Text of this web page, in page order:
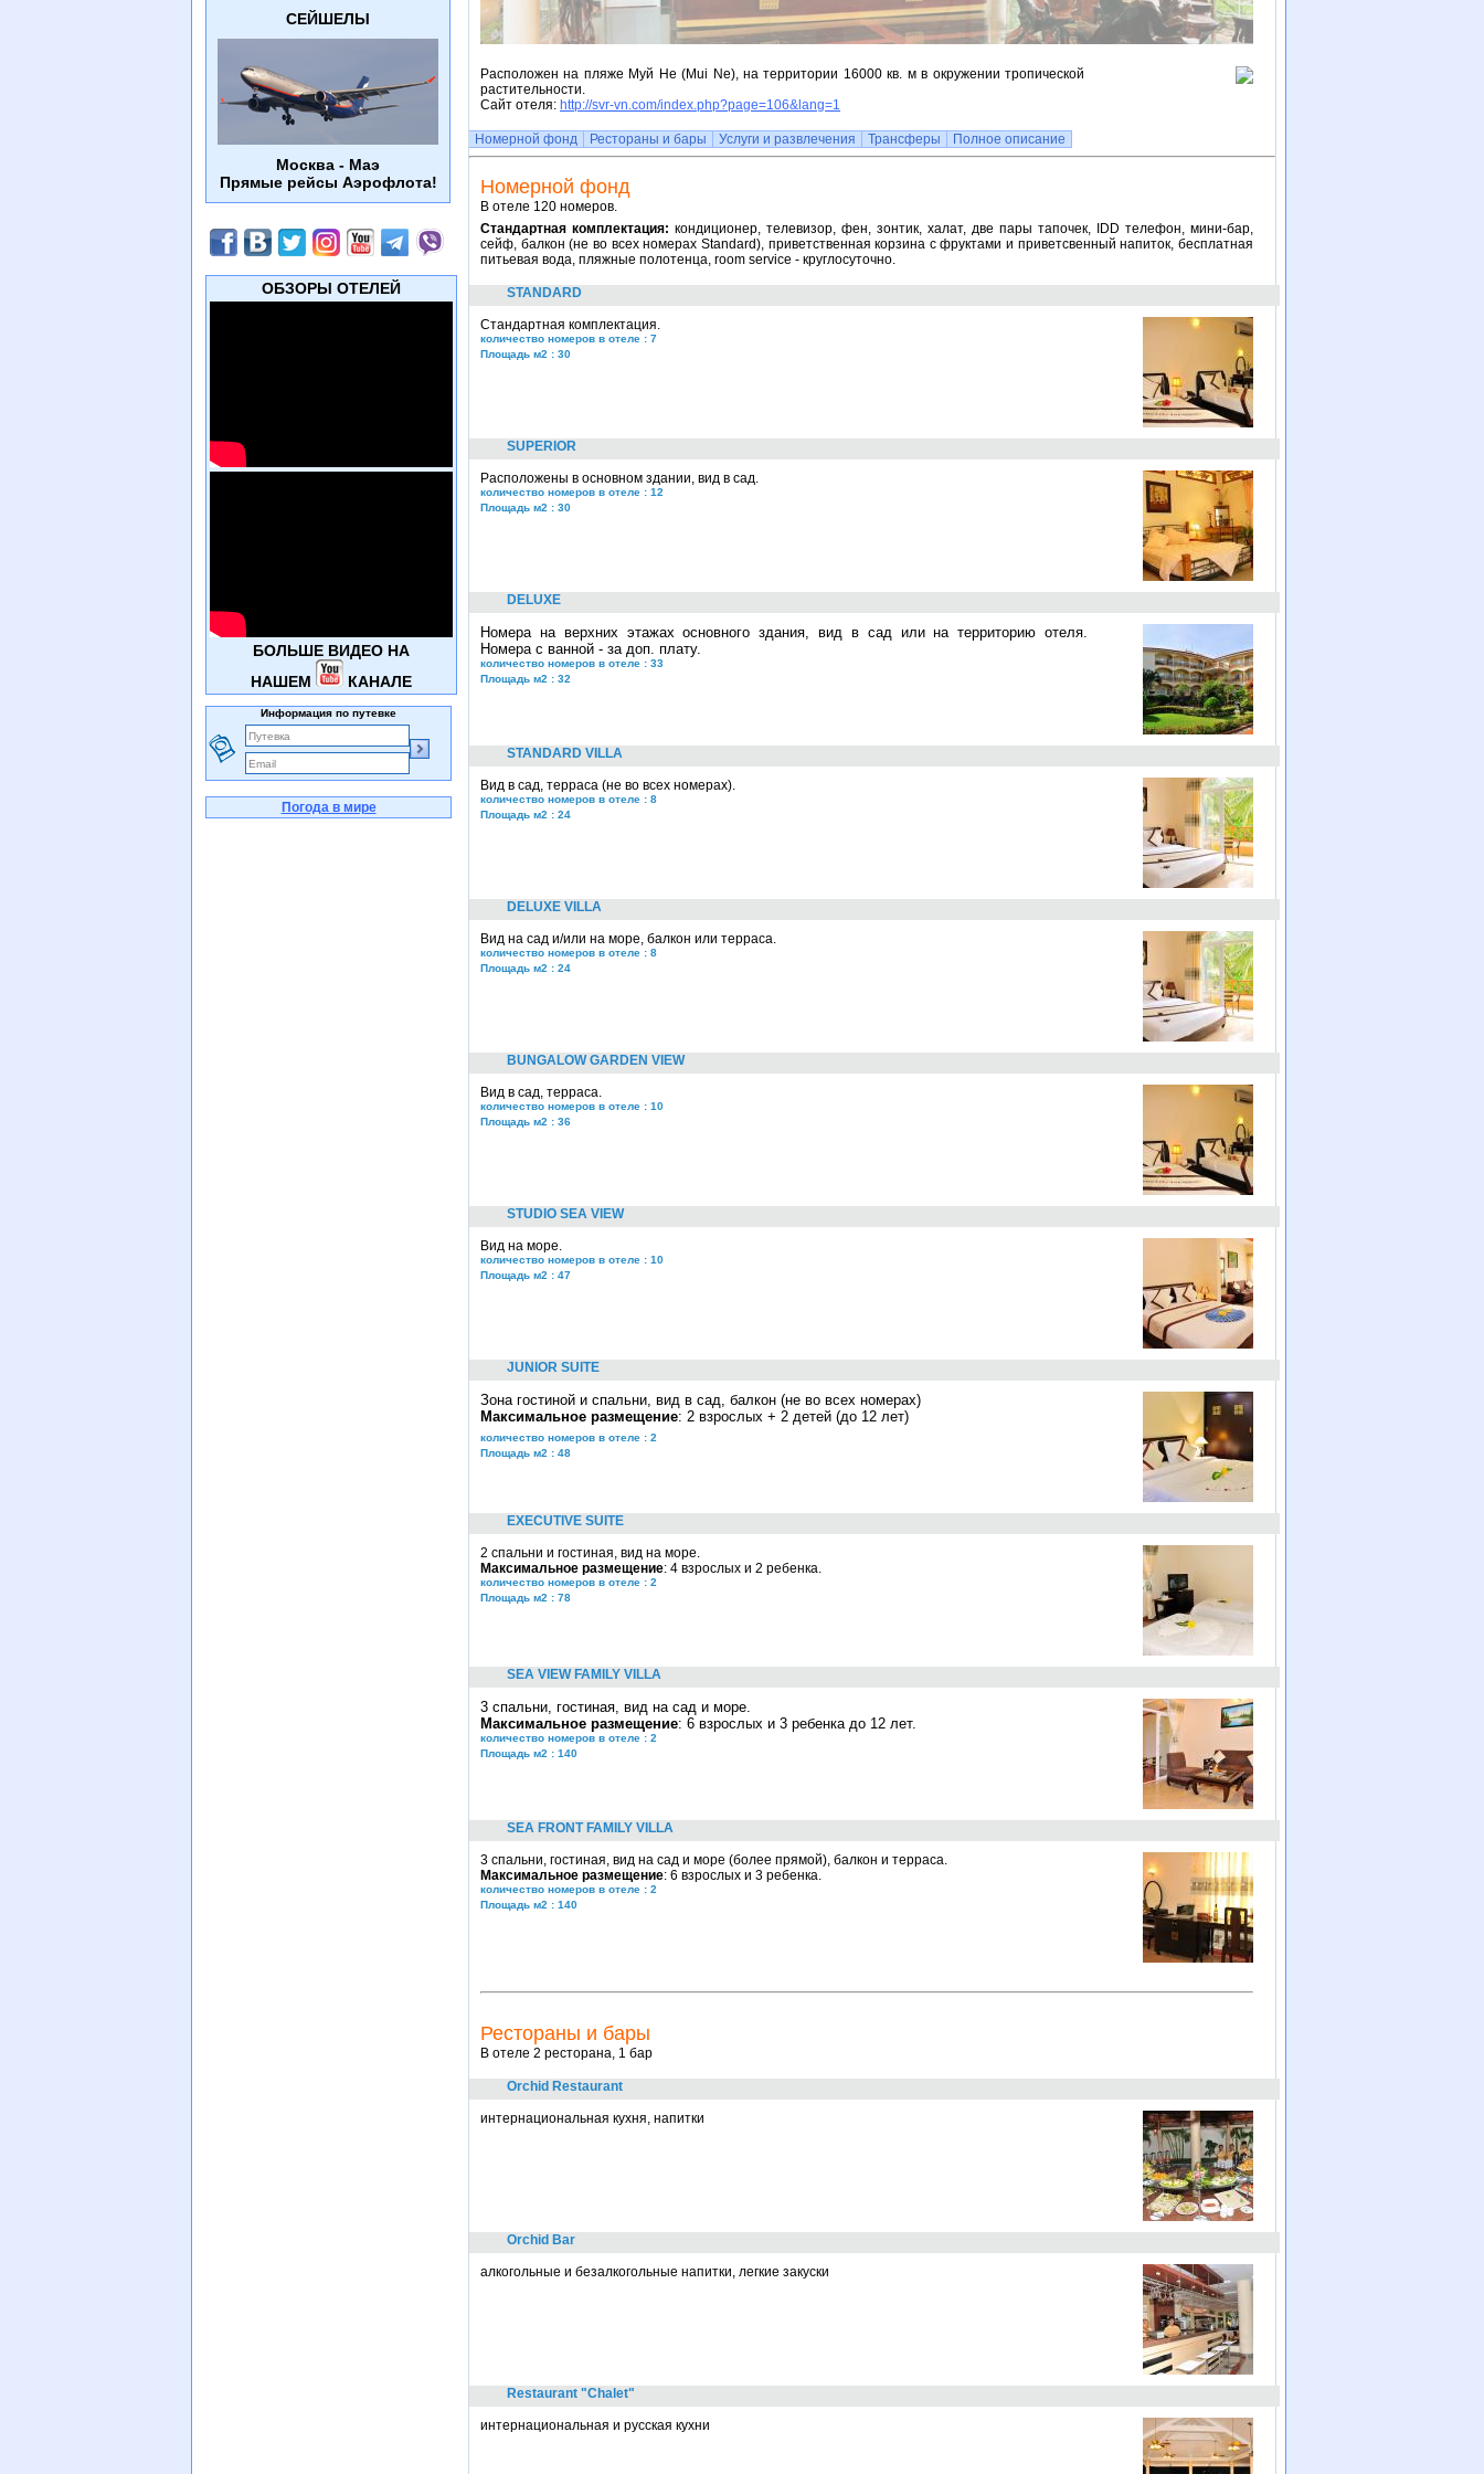
Расположен на пляже Муй Не (Mui Ne), на территории 16000 кв. м в окружении тропической
растительности.
Сайт отеля: http://svr-vn.com/index.php?page=106&lang=1
Номерной фонд Рестораны и бары Услуги и развлечения Трансферы Полное описание
Номерной фонд
В отеле 120 номеров.
Стандартная комплектация: кондиционер, телевизор, фен, зонтик, халат, две пары тапочек, IDD телефон, мини-бар,
сейф, балкон (не во всех номерах Standard), приветственная корзина с фруктами и приветсвенный напиток, бесплатная
питьевая вода, пляжные полотенца, room service - круглосуточно.
STANDARD
Стандартная комплектация.
количество номеров в отеле : 7
Площадь м2 : 30
SUPERIOR
Расположены в основном здании, вид в сад.
количество номеров в отеле : 12
Площадь м2 : 30
DELUXE
Номера на верхних этажах основного здания, вид в сад или на территорию отеля.
Номера с ванной - за доп. плату.
количество номеров в отеле : 33
Площадь м2 : 32
STANDARD VILLA
Вид в сад, терраса (не во всех номерах).
количество номеров в отеле : 8
Площадь м2 : 24
DELUXE VILLA
Вид на сад и/или на море, балкон или терраса.
количество номеров в отеле : 8
Площадь м2 : 24
BUNGALOW GARDEN VIEW
Вид в сад, терраса.
количество номеров в отеле : 10
Площадь м2 : 36
STUDIO SEA VIEW
Вид на море.
количество номеров в отеле : 10
Площадь м2 : 47
JUNIOR SUITE
Зона гостиной и спальни, вид в сад, балкон (не во всех номерах)
Максимальное размещение: 2 взрослых + 2 детей (до 12 лет)
количество номеров в отеле : 2
Площадь м2 : 48
EXECUTIVE SUITE
2 спальни и гостиная, вид на море.
Максимальное размещение: 4 взрослых и 2 ребенка.
количество номеров в отеле : 2
Площадь м2 : 78
SEA VIEW FAMILY VILLA
3 спальни, гостиная, вид на сад и море.
Максимальное размещение: 6 взрослых и 3 ребенка до 12 лет.
количество номеров в отеле : 2
Площадь м2 : 140
SEA FRONT FAMILY VILLA
3 спальни, гостиная, вид на сад и море (более прямой), балкон и терраса.
Максимальное размещение: 6 взрослых и 3 ребенка.
количество номеров в отеле : 2
Площадь м2 : 140
Рестораны и бары
В отеле 2 ресторана, 1 бар
Orchid Restaurant
интернациональная кухня, напитки
Orchid Bar
алкогольные и безалкогольные напитки, легкие закуски
Restaurant "Chalet"
интернациональная и русская кухни
СЕЙШЕЛЫ
Москва - Маэ
Прямые рейсы Аэрофлота!
ОБЗОРЫ ОТЕЛЕЙ
БОЛЬШЕ ВИДЕО НА
НАШЕМ
КАНАЛЕ
Информация по путевке
Погода в мире